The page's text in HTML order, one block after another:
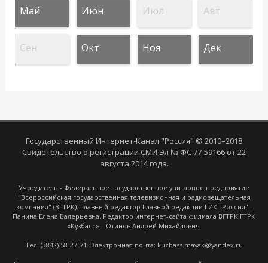
Май Июн Июл Авг
Сен Окт Ноя Дек
Государственный Интернет-Канал "Россия" © 2010–2018
Свидетельство о регистрации СМИ Эл № ФС 77-59166 от 22
августа 2014 года.
Учредитель - Федеральное государственное унитарное предприятие
"Всероссийская государственная телевизионная и радиовещательная
компания" (ВГТРК). Главный редактор Главной редакции ГИК "Россия" -
Панина Елена Валерьевна. Редактор интернет-сайта филиала ВГТРК ГТРК
«Кузбасс» – Отинов Андрей Михайлович.
Тел. (3842) 58-27-71. Электронная почта: kuzbass.mayak@yandex.ru